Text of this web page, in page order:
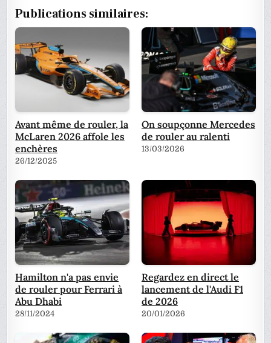
Publications similaires:
Avant même de rouler, la
McLaren 2026 affole les
enchères
26/12/2025
On soupçonne Mercedes
de rouler au ralenti
13/03/2026
Hamilton n'a pas envie
de rouler pour Ferrari à
Abu Dhabi
28/11/2024
Regardez en direct le
lancement de l'Audi F1
de 2026
20/01/2026